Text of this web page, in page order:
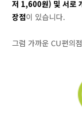
저 1,600원) 및 서로
장점이 있습니다.
그럼 가까운 CU편의